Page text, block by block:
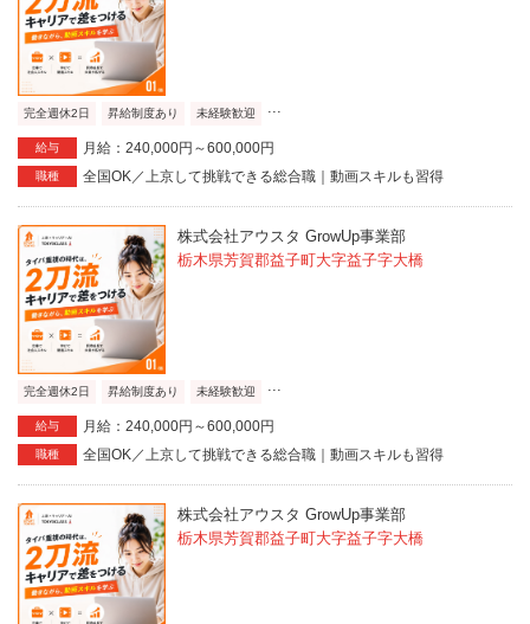
完全週休2日 昇給制度あり 未経験歓迎 ...
給与 月給：240,000円～600,000円
職種 全国OK／上京して挑戦できる総合職｜動画スキルも習得
株式会社アウスタ GrowUp事業部
栃木県芳賀郡益子町大字益子字大橋
完全週休2日 昇給制度あり 未経験歓迎
給与 月給：240,000円～600,000円
職種 全国OK／上京して挑戦できる総合職｜動画スキルも習得
株式会社アウスタ GrowUp事業部
栃木県芳賀郡益子町大字益子字大橋